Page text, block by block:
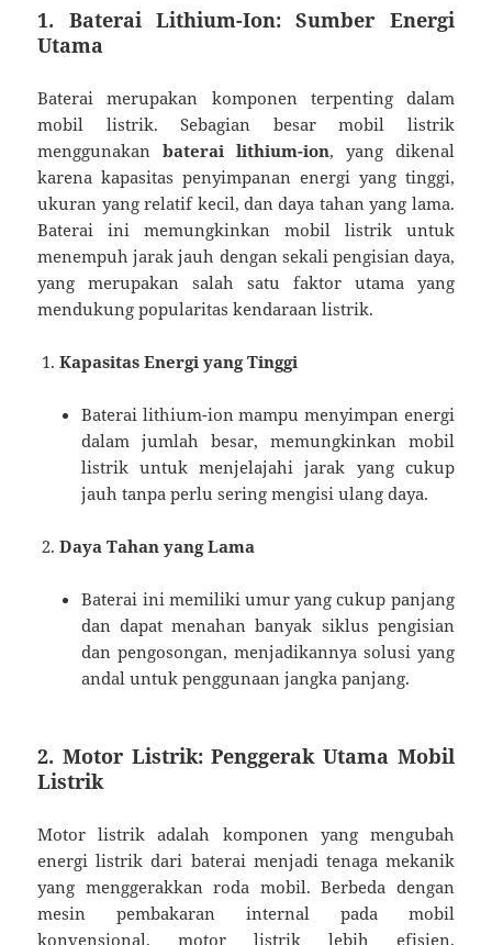
1. Baterai Lithium-Ion: Sumber Energi
Utama
Baterai merupakan komponen terpenting dalam
mobil listrik. Sebagian besar mobil listrik
menggunakanbaterai lithium-ion, yang dikenal
karena kapasitas penyimpanan energi yang tinggi,
ukuran yang relatif kecil, dan daya tahan yang lama.
Baterai ini memungkinkan mobil listrik untuk
menempuh jarak jauh dengan sekali pengisian daya,
yang merupakan salah satu faktor utama yang
mendukung popularitas kendaraan listrik.
Kapasitas Energi yang Tinggi
Baterai lithium-ion mampu menyimpan energi
dalam jumlah besar, memungkinkan mobil
listrik untuk menjelajahi jarak yang cukup
jauh tanpa perlu sering mengisi ulang daya.
Daya Tahan yang Lama
Baterai ini memiliki umur yang cukup panjang
dan dapat menahan banyak siklus pengisian
dan pengosongan, menjadikannya solusi yang
andal untuk penggunaan jangka panjang.
2.Motor Listrik: Penggerak Utama Mobil
Listrik
Motor listrik adalah komponen yang mengubah
energi listrik dari baterai menjadi tenaga mekanik
yang menggerakkan roda mobil. Berbeda dengan
mesin pembakaran internal pada mobil
konvensional, motor listrik lebih efisien,